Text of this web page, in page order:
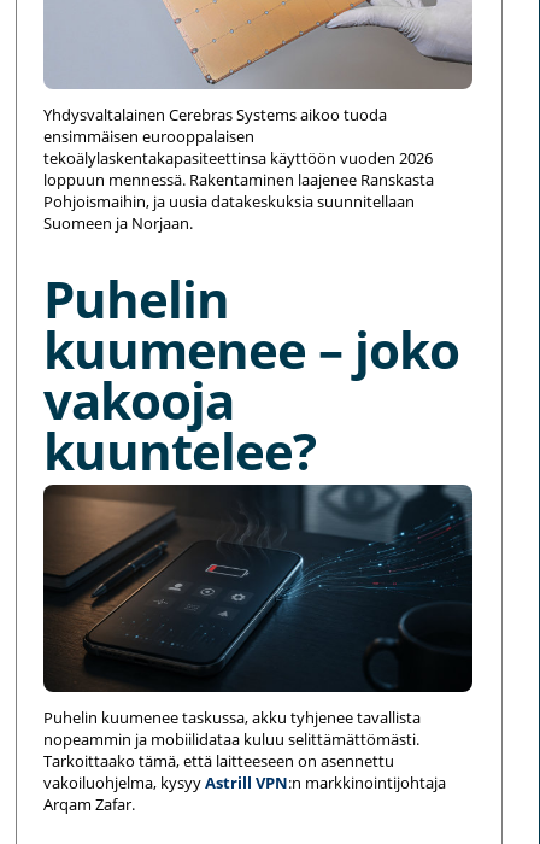
Yhdysvaltalainen Cerebras Systems aikoo tuoda
ensimmäisen eurooppalaisen
tekoälylaskentakapasiteettinsa käyttöön vuoden 2026
loppuun mennessä. Rakentaminen laajenee Ranskasta
Pohjoismaihin, ja uusia datakeskuksia suunnitellaan
Suomeen ja Norjaan.
Puhelin
kuumenee – joko
vakooja
kuuntelee?
Puhelin kuumenee taskussa, akku tyhjenee tavallista
nopeammin ja mobiilidataa kuluu selittämättömästi.
Tarkoittaako tämä, että laitteeseen on asennettu
vakoiluohjelma, kysyyAstrill VPN:n markkinointijohtaja
Arqam Zafar.